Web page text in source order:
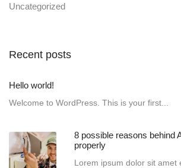
Uncategorized
Recent posts
Hello world!
Welcome to WordPress. This is your first...
8 possible reasons behind
properly
Lorem ipsum dolor sit amet